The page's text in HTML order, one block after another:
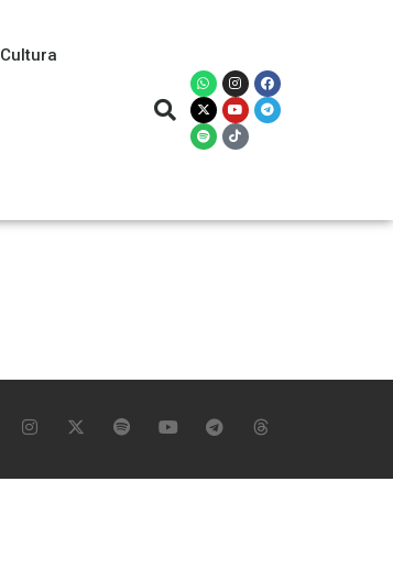
Cultura